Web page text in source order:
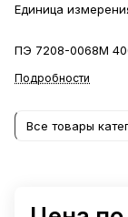
Единица
ПЭ 7208-0068М
Подробности
Все товары